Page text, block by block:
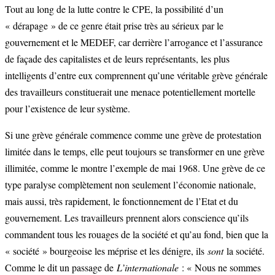
Tout au long de la lutte contre le CPE, la possibilité d’un
« dérapage » de ce genre était prise très au sérieux par le
gouvernement et le MEDEF, car derrière l’arrogance et l’assurance
de façade des capitalistes et de leurs représentants, les plus
intelligents d’entre eux comprennent qu’une véritable grève générale
des travailleurs constituerait une menace potentiellement mortelle
pour l’existence de leur système.
Si une grève générale commence comme une grève de protestation
limitée dans le temps, elle peut toujours se transformer en une grève
illimitée, comme le montre l’exemple de mai 1968. Une grève de ce
type paralyse complètement non seulement l’économie nationale,
mais aussi, très rapidement, le fonctionnement de l’Etat et du
gouvernement. Les travailleurs prennent alors conscience qu’ils
commandent tous les rouages de la société et qu’au fond, bien que la
« société » bourgeoise les méprise et les dénigre, ils sontla société.
Comme le dit un passage de L’internationale : « Nous ne sommes